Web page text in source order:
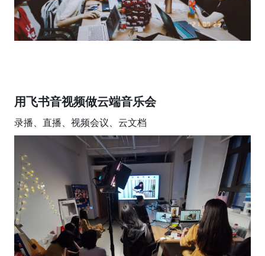
用飞书音视频做云端音乐会
录播、直播、视频会议、云文档